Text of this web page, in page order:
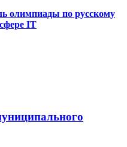
олимпиады по русскому
IT